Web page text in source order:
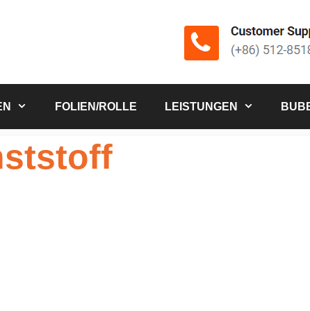
FOLIEN/ROLLE LEISTUNGEN